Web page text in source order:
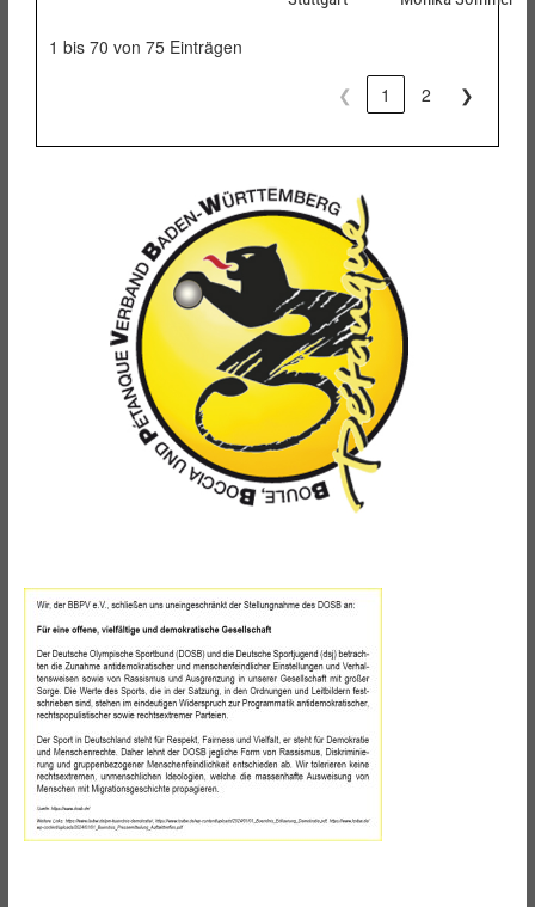
1 bis 70 von 75 Einträgen
❮
1 2 ❯